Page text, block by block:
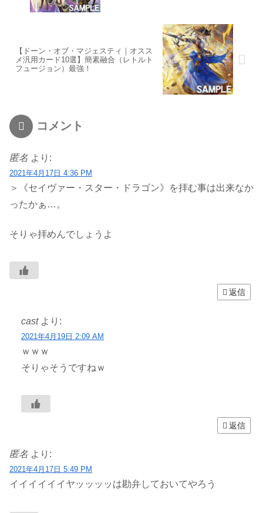
【ドーン・オブ・マジェスティ｜オスス
メ汎用カード10選】簡素融合（レトルト
フュージョン）最強！
コメント
匿名 より:
2021年4月17日 4:36 PM
＞《セイヴァー・スター・ドラゴン》を拝む事は出来なか
ったかぁ…。
そりゃ拝めんでしょうよ
返信
cast より:
2021年4月19日 2:09 AM
ｗｗｗ
そりゃそうですねｗ
返信
匿名 より:
2021年4月17日 5:49 PM
イイイイイイヤッッッッは勘弁しておいてやろう